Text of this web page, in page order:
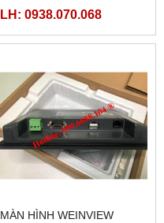
LH: 0938.070.068
MÀN HÌNH WEINVIEW